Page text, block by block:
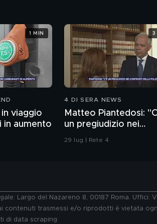
viaggio
in aumento
1 MIN
4 DI SERA NEWS
Matteo Piantedosi:
un pregiudizio nei
confronti della polizia"
29 lug | Rete 4
3
Largo del Nazareno 8, 00187 Roma.
contenuti trasmessi e/o riprodotti è vietata
di data scraping.